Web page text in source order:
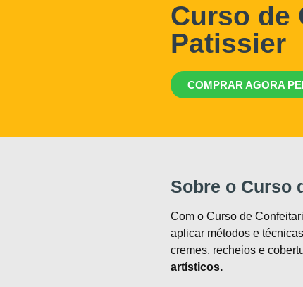
Curso de
Patissier
COMPRAR AGORA
Sobre o Curso
Com o Curso de
aplicar métodos e
cremes, recheios e
artísticos.